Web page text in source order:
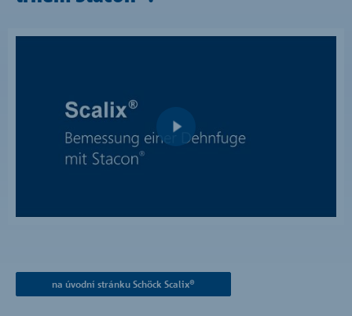
na úvodní stránku Schöck Scalix®